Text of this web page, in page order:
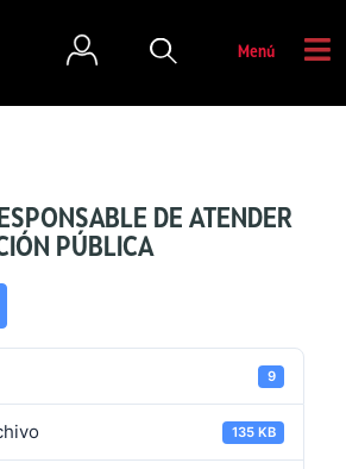
Menú
DE ATENDER
PÚBLICA
9
135 KB